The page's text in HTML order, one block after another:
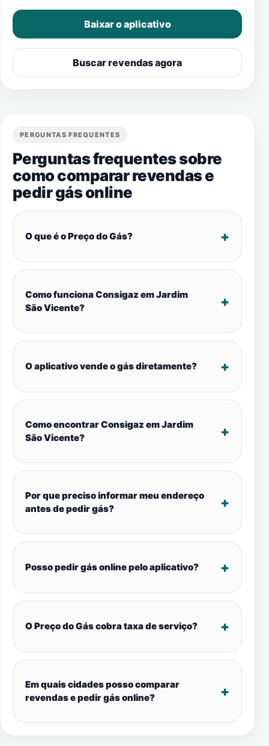
Baixar o aplicativo
Buscar revendas agora
PERGUNTAS FREQUENTES
Perguntas frequentes sobre
como comparar revendas e
pedir gás online
O que é o Preço do Gás?
Como funciona Consigaz em Jardim
São Vicente?
O aplicativo vende o gás diretamente?
Como encontrar Consigaz em Jardim
São Vicente?
Por que preciso informar meu endereço
antes de pedir gás?
Posso pedir gás online pelo aplicativo?
O Preço do Gás cobra taxa de serviço?
Em quais cidades posso comparar
revendas e pedir gás online?